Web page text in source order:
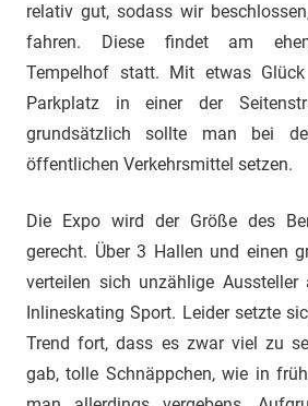
relativ gut, sodass wir
fahren. Diese findet am
Tempelhof statt. Mit etwas
Parkplatz in einer der
grundsätzlich sollte man bei
öffentlichen Verkehrsmittel setzen.
Die Expo wird der Größe des
gerecht. Über 3 Hallen und einen
verteilen sich unzählige
Inlineskating Sport. Leider setzte
Trend fort, dass es zwar viel zu
gab, tolle Schnäppchen, wie in